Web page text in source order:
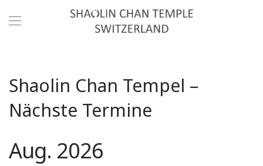
Shaolin Chan Tempel –
Nächste Termine
Aug. 2026